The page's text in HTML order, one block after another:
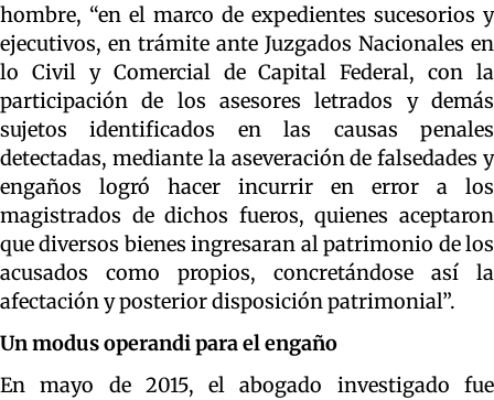
hombre, “en el marco de expedientes sucesorios y
ejecutivos, en trámite ante Juzgados Nacionales en
lo Civil y Comercial de Capital Federal, con la
participación de los asesores letrados y demás
sujetos identificados en las causas penales
detectadas, mediante la aseveración de falsedades y
engaños logró hacer incurrir en error a los
magistrados de dichos fueros, quienes aceptaron
que diversos bienes ingresaran al patrimonio de los
acusados como propios, concretándose así la
afectación y posterior disposición patrimonial”.
Un modus operandi para el engaño
En mayo de 2015, el abogado investigado fue